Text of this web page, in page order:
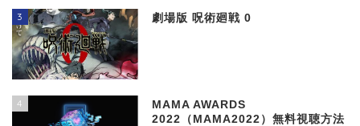
3 劇場版 呪術廻戦 0
4
MAMA AWARDS
2022（MAMA2022）無料視聴方法